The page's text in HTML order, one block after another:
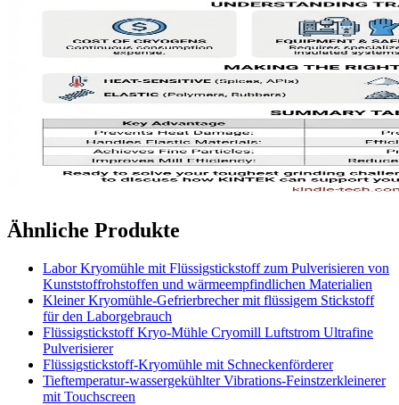
Ähnliche Produkte
Labor Kryomühle mit Flüssigstickstoff zum Pulverisieren von
Kunststoffrohstoffen und wärmeempfindlichen Materialien
Kleiner Kryomühle-Gefrierbrecher mit flüssigem Stickstoff
für den Laborgebrauch
Flüssigstickstoff Kryo-Mühle Cryomill Luftstrom Ultrafine
Pulverisierer
Flüssigstickstoff-Kryomühle mit Schneckenförderer
Tieftemperatur-wassergekühlter Vibrations-Feinstzerkleinerer
mit Touchscreen